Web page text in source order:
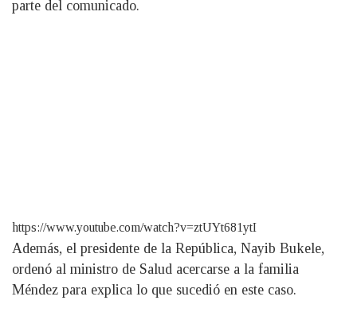
parte del comunicado.
https://www.youtube.com/watch?v=ztUYt681ytI
Además, el presidente de la República, Nayib Bukele,
ordenó al ministro de Salud acercarse a la familia
Méndez para explica lo que sucedió en este caso.